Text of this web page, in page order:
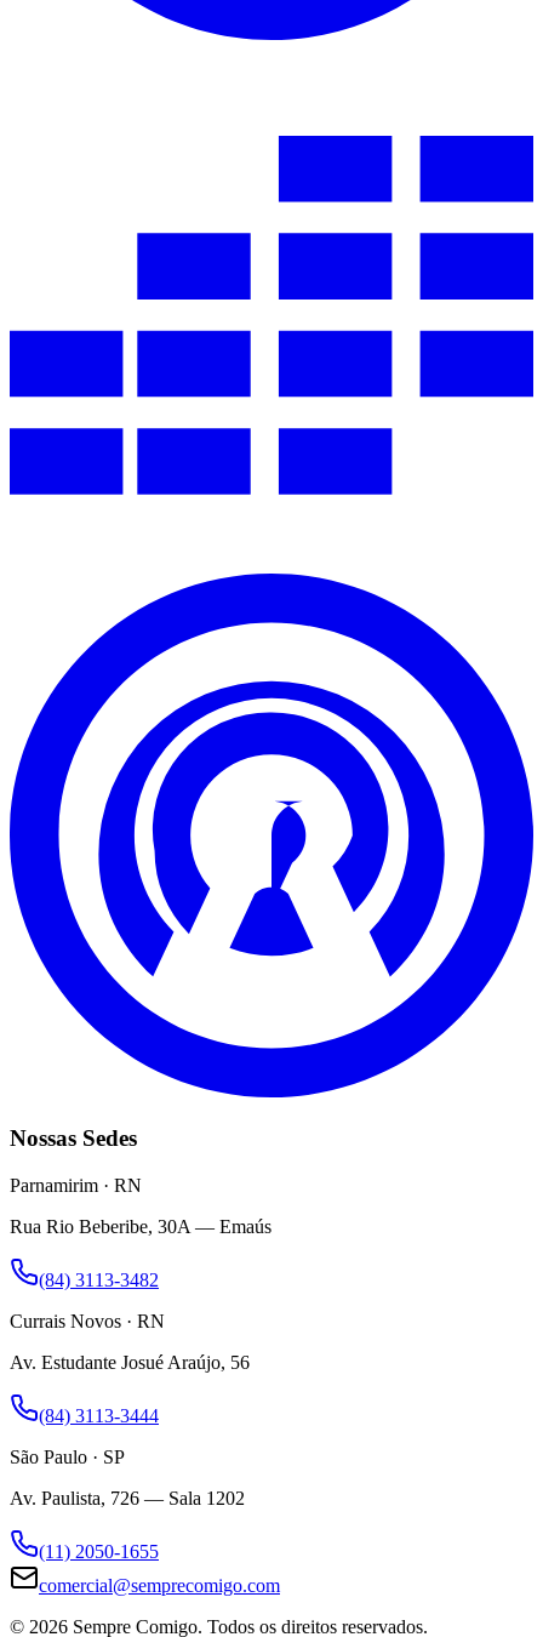
Nossas Sedes
Parnamirim · RN
Rua Rio Beberibe, 30A — Emaús
(84) 3113-3482
Currais Novos · RN
Av. Estudante Josué Araújo, 56
(84) 3113-3444
São Paulo · SP
Av. Paulista, 726 — Sala 1202
(11) 2050-1655
comercial@semprecomigo.com
© 2026 Sempre Comigo. Todos os direitos reservados.